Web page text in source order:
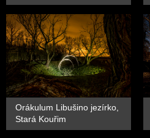
Orákulum Libušino jezírko,
Stará Kouřim